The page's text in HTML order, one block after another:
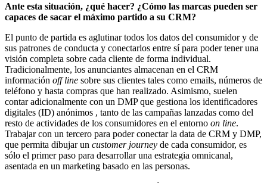
Ante esta situación, ¿qué hacer? ¿Cómo las marcas pueden ser
capaces de sacar el máximo partido a su CRM?
El punto de partida es aglutinar todos los datos del consumidor y de
sus patrones de conducta y conectarlos entre sí para poder tener una
visión completa sobre cada cliente de forma individual.
Tradicionalmente, los anunciantes almacenan en el CRM
información off line sobre sus clientes tales como emails, números de
teléfono y hasta compras que han realizado. Asimismo, suelen
contar adicionalmente con un DMP que gestiona los identificadores
digitales (ID) anónimos , tanto de las campañas lanzadas como del
resto de actividades de los consumidores en el entorno on line.
Trabajar con un tercero para poder conectar la data de CRM y DMP,
que permita dibujar un customer journey de cada consumidor, es
sólo el primer paso para desarrollar una estrategia omnicanal,
asentada en un marketing basado en las personas.